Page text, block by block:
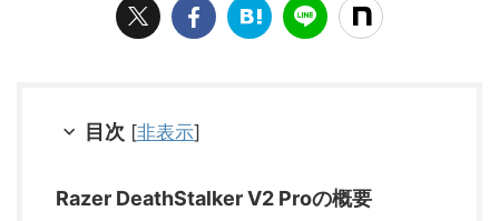
目次 [非表示]
Razer DeathStalker V2 Proの概要